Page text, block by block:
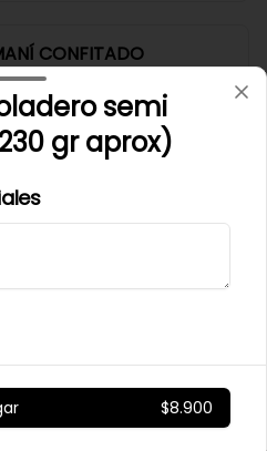
CONFITADO
SILVESTRE 200
semi
gr aprox)
$8.900